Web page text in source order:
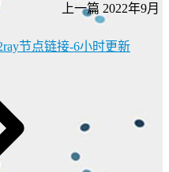
上一篇 2022年9月
节点链接-6小时更新